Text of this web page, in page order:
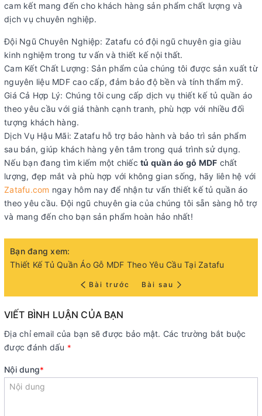
cam kết mang đến cho khách hàng sản phẩm chất lượng và
dịch vụ chuyên nghiệp.
Đội Ngũ Chuyên Nghiệp: Zatafu có đội ngũ chuyên gia giàu
kinh nghiệm trong tư vấn và thiết kế nội thất.
Cam Kết Chất Lượng: Sản phẩm của chúng tôi được sản xuất từ
nguyên liệu MDF cao cấp, đảm bảo độ bền và tính thẩm mỹ.
Giá Cả Hợp Lý: Chúng tôi cung cấp dịch vụ thiết kế tủ quần áo
theo yêu cầu với giá thành cạnh tranh, phù hợp với nhiều đối
tượng khách hàng.
Dịch Vụ Hậu Mãi: Zatafu hỗ trợ bảo hành và bảo trì sản phẩm
sau bán, giúp khách hàng yên tâm trong quá trình sử dụng.
Nếu bạn đang tìm kiếm một chiếc tủ quần áo gỗ MDF chất
lượng, đẹp mắt và phù hợp với không gian sống, hãy liên hệ với
Zatafu.com ngay hôm nay để nhận tư vấn thiết kế tủ quần áo
theo yêu cầu. Đội ngũ chuyên gia của chúng tôi sẵn sàng hỗ trợ
và mang đến cho bạn sản phẩm hoàn hảo nhất!
Bạn đang xem:
Thiết Kế Tủ Quần Áo Gỗ MDF Theo Yêu Cầu Tại Zatafu
Bài trước Bài sau
VIẾT BÌNH LUẬN CỦA BẠN
Địa chỉ email của bạn sẽ được bảo mật. Các trường bắt buộc
được đánh dấu *
Nội dung*